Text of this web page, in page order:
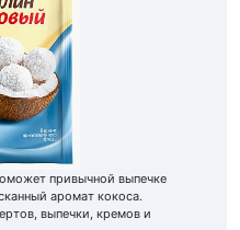
привычной выпечке
аромат кокоса.
выпечки, кремов и